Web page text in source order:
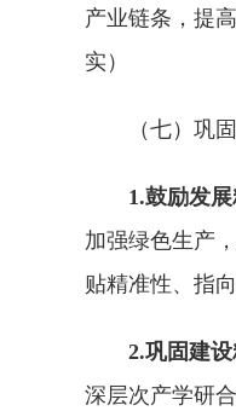
产业链条，提
实）
（七）巩固
1.鼓励发展
加强绿色生产
贴精准性、指
2.巩固建
深层次产学研